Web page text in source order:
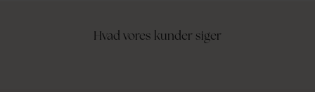
Hvad vores kunder siger